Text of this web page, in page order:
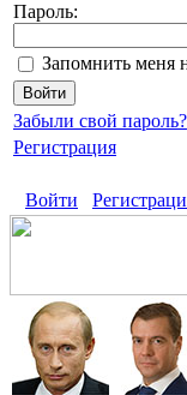
Пароль:
Запомнить меня
Забыли свой пароль?
Регистрация
Войти